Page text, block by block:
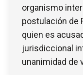
organismo
postulación de
quien es
jurisdiccional
unanimidad de